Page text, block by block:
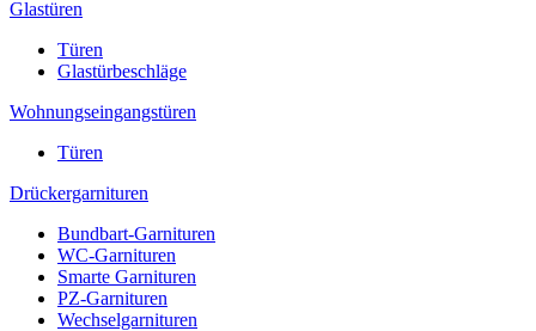
Glastüren
Türen
Glastürbeschläge
Wohnungseingangstüren
Türen
Drückergarnituren
Bundbart-Garnituren
WC-Garnituren
Smarte Garnituren
PZ-Garnituren
Wechselgarnituren